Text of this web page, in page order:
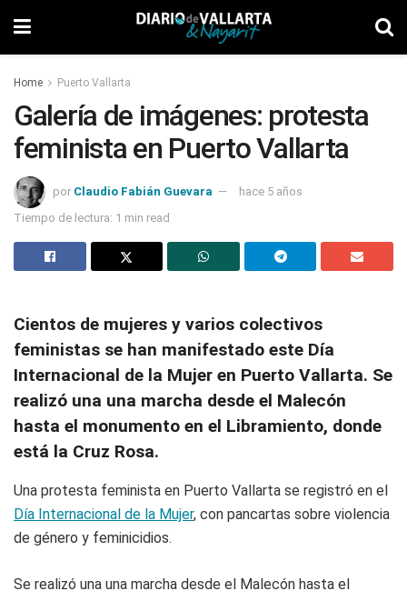
Home Puerto Vallarta
Galería de imágenes: protesta
feminista en Puerto Vallarta
por Claudio Fabián Guevara
hace 5 años
Tiempo de lectura: 1 min read
Cientos de mujeres y varios colectivos
feministas se han manifestado este Día
Internacional de la Mujer en Puerto Vallarta. Se
realizó una una marcha desde el Malecón
hasta el monumento en el Libramiento, donde
está la Cruz Rosa.
Una protesta feminista en Puerto Vallarta se registró en el
Día Internacional de la Mujer, con pancartas sobre violencia
de género y feminicidios.
Se realizó una una marcha desde el Malecón hasta el